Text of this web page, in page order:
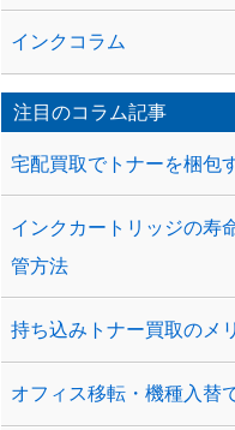
インクコラム
注目のコラム記事
宅配買取でトナーを梱包
インクカートリッジの寿
管方法
持ち込みトナー買取のメ
オフィス移転・機種入替